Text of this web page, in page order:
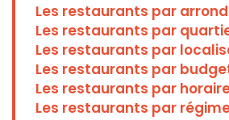
Les restaurants par
Les restaurants par
Les restaurants par
Les restaurants par
Les restaurants par
Les restaurants par